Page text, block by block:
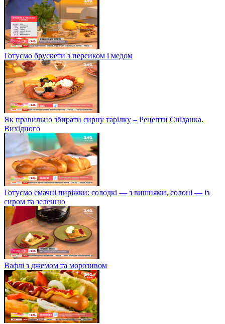
Готуємо брускети з персиком і медом
Як правильно збирати сирну тарілку – Рецепти Сніданка.
Вихідного
Готуємо смачні пиріжки: солодкі — з вишнями, солоні — із
сиром та зеленню
Вафлі з джемом та морозивом